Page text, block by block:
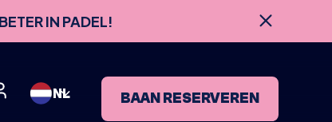
IN PADEL!
NL BAAN RESERVEREN